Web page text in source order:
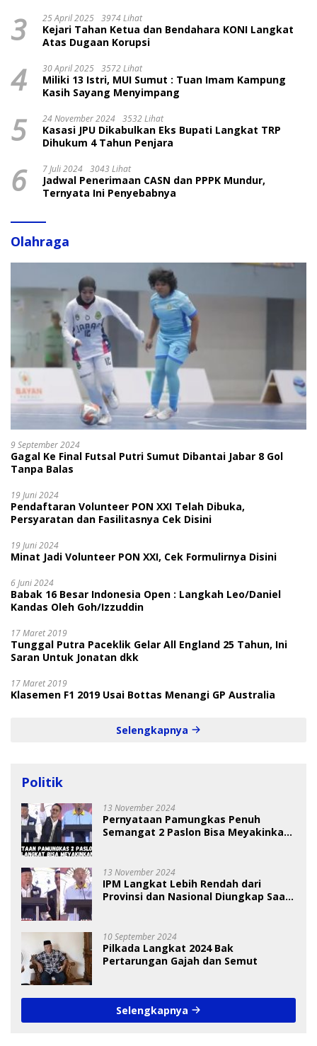
3 25 April 2025 3974 Lihat
Kejari Tahan Ketua dan Bendahara KONI Langkat
Atas Dugaan Korupsi
4 30 April 2025 3572 Lihat
Miliki 13 Istri, MUI Sumut : Tuan Imam Kampung
Kasih Sayang Menyimpang
5 24 November 2024 3532 Lihat
Kasasi JPU Dikabulkan Eks Bupati Langkat TRP
Dihukum 4 Tahun Penjara
6 7 Juli 2024 3043 Lihat
Jadwal Penerimaan CASN dan PPPK Mundur,
Ternyata Ini Penyebabnya
Olahraga
9 September 2024
Gagal Ke Final Futsal Putri Sumut Dibantai Jabar 8 Gol
Tanpa Balas
19 Juni 2024
Pendaftaran Volunteer PON XXI Telah Dibuka,
Persyaratan dan Fasilitasnya Cek Disini
19 Juni 2024
Minat Jadi Volunteer PON XXI, Cek Formulirnya Disini
6 Juni 2024
Babak 16 Besar Indonesia Open : Langkah Leo/Daniel
Kandas Oleh Goh/Izzuddin
17 Maret 2019
Tunggal Putra Paceklik Gelar All England 25 Tahun, Ini
Saran Untuk Jonatan dkk
17 Maret 2019
Klasemen F1 2019 Usai Bottas Menangi GP Australia
Selengkapnya
Politik
13 November 2024
Pernyataan Pamungkas Penuh
Semangat 2 Paslon Bisa Meyakinkan
13 November 2024
IPM Langkat Lebih Rendah dari
Provinsi dan Nasional Diungkap Saat
10 September 2024
Pilkada Langkat 2024 Bak
Pertarungan Gajah dan Semut
Selengkapnya